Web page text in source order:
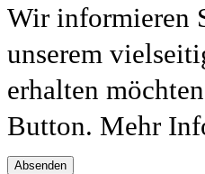
Wir informieren
unserem
erhalten
Button. Mehr
Absenden